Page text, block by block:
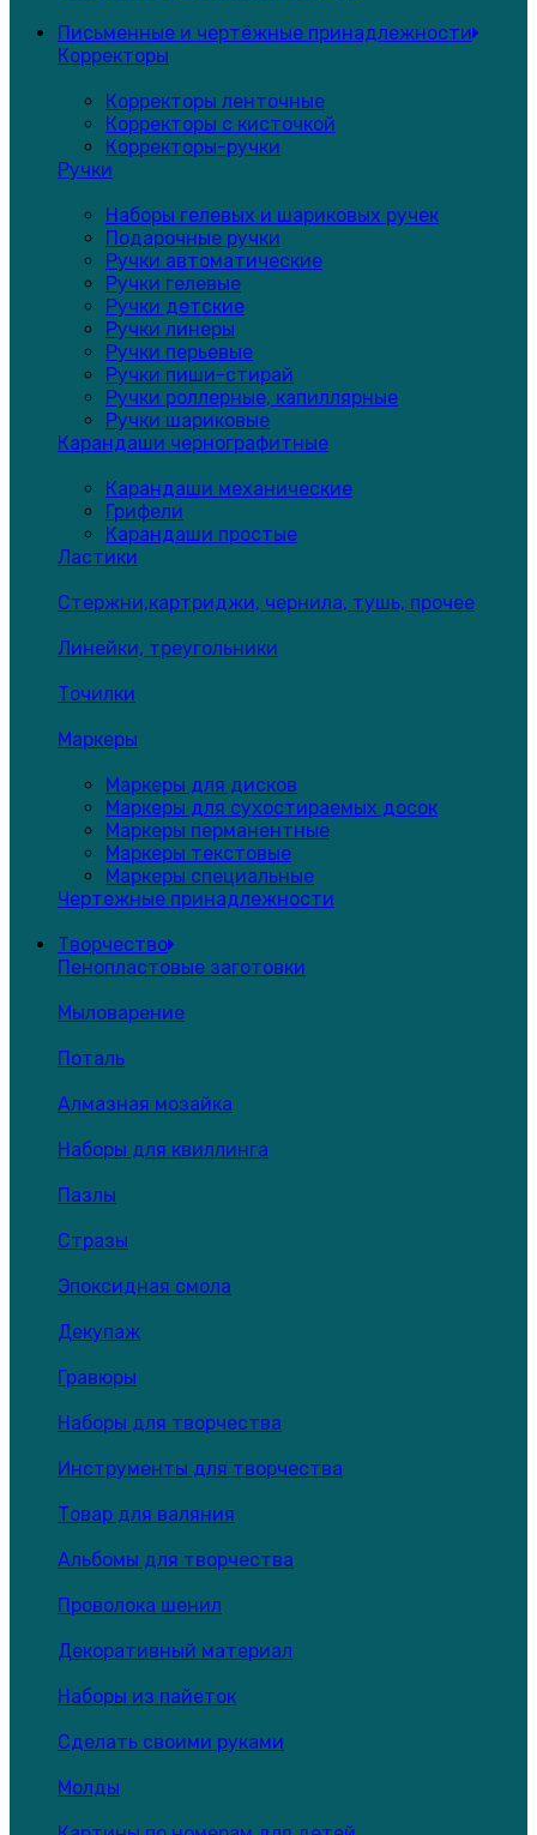
Письменные и чертёжные принадлежности
Корректоры
Корректоры ленточные
Корректоры с кисточкой
Корректоры-ручки
Ручки
Наборы гелевых и шариковых ручек
Подарочные ручки
Ручки автоматические
Ручки гелевые
Ручки детские
Ручки линеры
Ручки перьевые
Ручки пиши-стирай
Ручки роллерные, капиллярные
Ручки шариковые
Карандаши чернографитные
Карандаши механические
Грифели
Карандаши простые
Ластики
Стержни,картриджи, чернила, тушь, прочее
Линейки, треугольники
Точилки
Маркеры
Маркеры для дисков
Маркеры для сухостираемых досок
Маркеры перманентные
Маркеры текстовые
Маркеры специальные
Чертежные принадлежности
Творчество
Пенопластовые заготовки
Мыловарение
Поталь
Алмазная мозайка
Наборы для квиллинга
Пазлы
Стразы
Эпоксидная смола
Декупаж
Гравюры
Наборы для творчества
Инструменты для творчества
Товар для валяния
Альбомы для творчества
Проволока шенил
Декоративный материал
Наборы из пайеток
Сделать своими руками
Молды